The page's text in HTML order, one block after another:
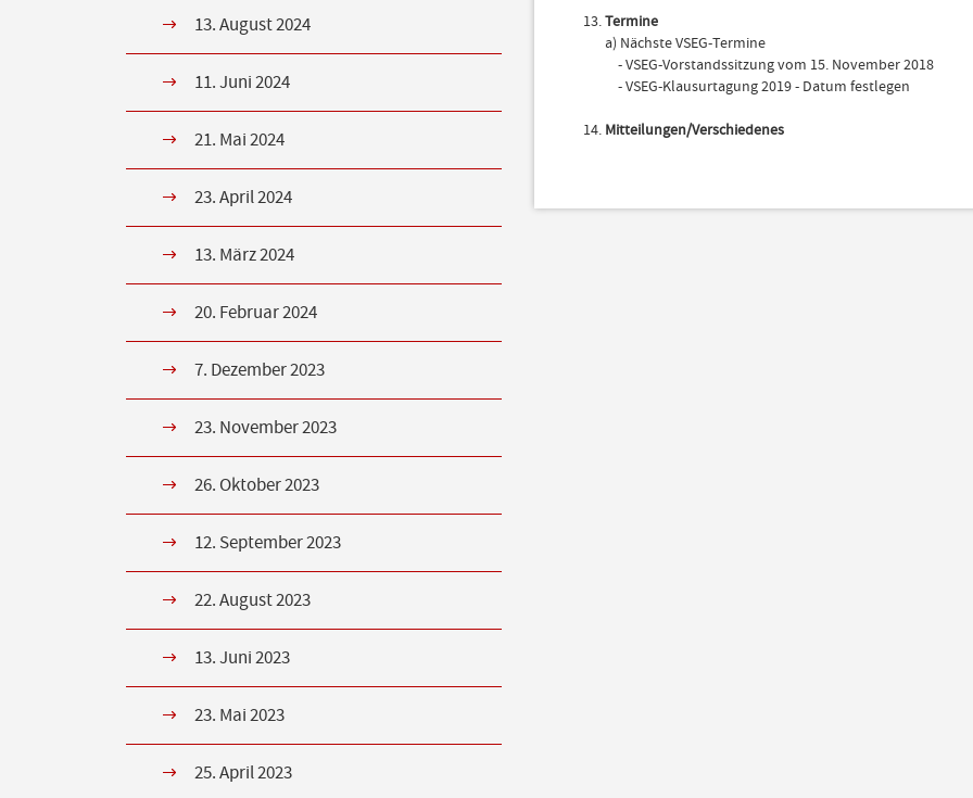
Termine
a) Nächste VSEG-Termine
- VSEG-Vorstandssitzung vom 15. November 2018
- VSEG-Klausurtagung 2019 - Datum festlegen
Mitteilungen/Verschiedenes
13. August 2024
11. Juni 2024
21. Mai 2024
23. April 2024
13. März 2024
20. Februar 2024
7. Dezember 2023
23. November 2023
26. Oktober 2023
12. September 2023
22. August 2023
13. Juni 2023
23. Mai 2023
25. April 2023